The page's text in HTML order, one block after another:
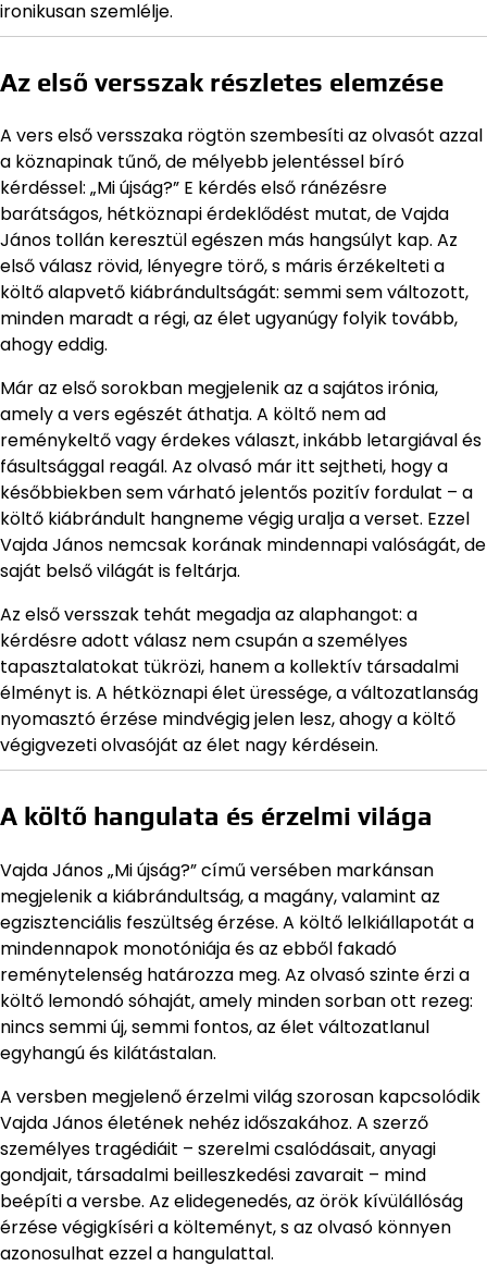
ironikusan szemlélje.
Az első versszak részletes elemzése
A vers első versszaka rögtön szembesíti az olvasót azzal
a köznapinak tűnő, de mélyebb jelentéssel bíró
kérdéssel: „Mi újság?” E kérdés első ránézésre
barátságos, hétköznapi érdeklődést mutat, de Vajda
János tollán keresztül egészen más hangsúlyt kap. Az
első válasz rövid, lényegre törő, s máris érzékelteti a
költő alapvető kiábrándultságát: semmi sem változott,
minden maradt a régi, az élet ugyanúgy folyik tovább,
ahogy eddig.
Már az első sorokban megjelenik az a sajátos irónia,
amely a vers egészét áthatja. A költő nem ad
reménykeltő vagy érdekes választ, inkább letargiával és
fásultsággal reagál. Az olvasó már itt sejtheti, hogy a
későbbiekben sem várható jelentős pozitív fordulat – a
költő kiábrándult hangneme végig uralja a verset. Ezzel
Vajda János nemcsak korának mindennapi valóságát, de
saját belső világát is feltárja.
Az első versszak tehát megadja az alaphangot: a
kérdésre adott válasz nem csupán a személyes
tapasztalatokat tükrözi, hanem a kollektív társadalmi
élményt is. A hétköznapi élet üressége, a változatlanság
nyomasztó érzése mindvégig jelen lesz, ahogy a költő
végigvezeti olvasóját az élet nagy kérdésein.
A költő hangulata és érzelmi világa
Vajda János „Mi újság?” című versében markánsan
megjelenik a kiábrándultság, a magány, valamint az
egzisztenciális feszültség érzése. A költő lelkiállapotát a
mindennapok monotóniája és az ebből fakadó
reménytelenség határozza meg. Az olvasó szinte érzi a
költő lemondó sóhaját, amely minden sorban ott rezeg:
nincs semmi új, semmi fontos, az élet változatlanul
egyhangú és kilátástalan.
A versben megjelenő érzelmi világ szorosan kapcsolódik
Vajda János életének nehéz időszakához. A szerző
személyes tragédiáit – szerelmi csalódásait, anyagi
gondjait, társadalmi beilleszkedési zavarait – mind
beépíti a versbe. Az elidegenedés, az örök kívülállóság
érzése végigkíséri a költeményt, s az olvasó könnyen
azonosulhat ezzel a hangulattal.